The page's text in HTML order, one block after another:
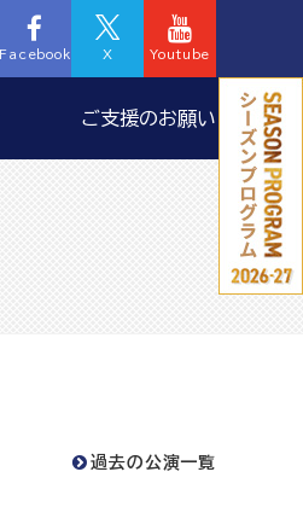
Facebook X Youtube
ご支援のお願い
過去の公演一覧